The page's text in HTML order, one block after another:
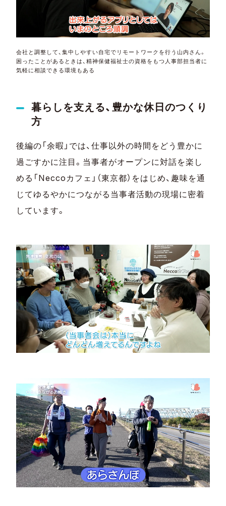
会社と調整して、集中しやすい自宅でリモートワークを行う山内さん。
困ったことがあるときは、精神保健福祉士の資格をもつ人事部担当者に
気軽に相談できる環境もある
暮らしを支える、豊かな休日のつくり
方
後編の「余暇」では、仕事以外の時間をどう豊かに
過ごすかに注目。当事者がオープンに対話を楽し
める「Neccoカフェ」（東京都）をはじめ、趣味を通
じてゆるやかにつながる当事者活動の現場に密着
しています。